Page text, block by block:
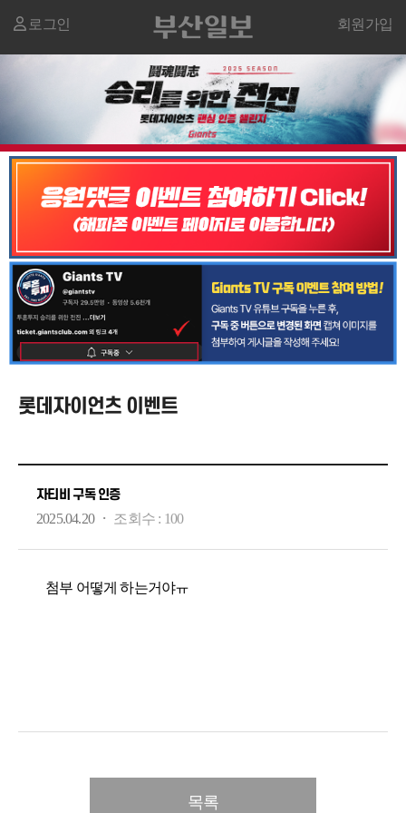
로그인 회원가입
롯데자이언츠 이벤트
자티비 구독 인증
2025.04.20 · 조회수 : 100
첨부 어떻게 하는거야ㅠ
목록